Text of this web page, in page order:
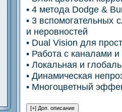
• 4 метода Dodge &
• 3 вспомогательных
и неровностей
• Dual Vision для
• Работа с каналами
• Локальная и
• Динамическая
• Многоцветный